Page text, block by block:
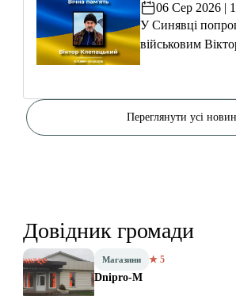
06 Сер 2026 |
У Синявці
військовим
Переглянути усі
Довідник громади
Магазини ★ 5
Dnipro-M